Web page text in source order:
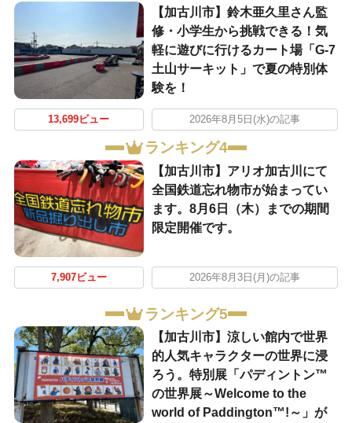
【加古川市】鈴木亜久里さん監
修・小学生から挑戦できる！気
軽に遊びに行けるカート場「G-7
土山サーキット」で夏の特別体
験を！
13,699ビュー 2026年8月5日(水)の記事
ランキング4
【加古川市】アリオ加古川にて
全国鉄道忘れ物市が始まってい
ます。8月6日（木）までの期間
限定開催です。
7,907ビュー 2026年8月3日(月)の記事
ランキング5
【加古川市】涼しい館内で世界
的人気キャラクターの世界に浸
ろう。特別展「パディントン™
の世界展～Welcome to the
world of Paddington™!～」が